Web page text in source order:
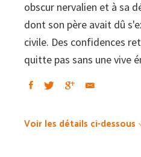
obscur nervalien et à sa
dont son père avait dû
civile. Des confidences
quitte pas sans une vive
Voir les détails ci-dessous